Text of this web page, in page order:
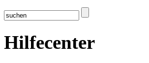
Hilfecenter